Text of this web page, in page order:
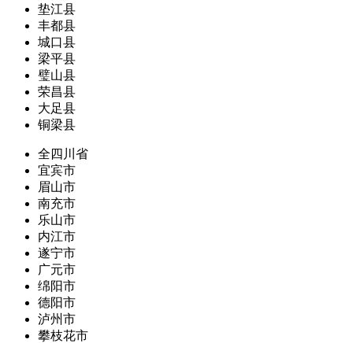
垫江县
丰都县
城口县
梁平县
璧山县
荣昌县
大足县
铜梁县
全四川省
宜宾市
眉山市
南充市
乐山市
内江市
遂宁市
广元市
绵阳市
德阳市
泸州市
攀枝花市